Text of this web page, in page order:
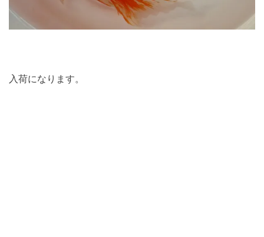
入荷になります。